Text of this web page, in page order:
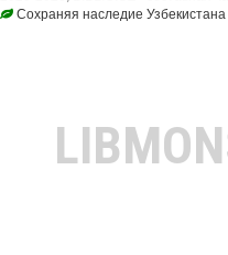
Сохраняя наследие Узбекистана